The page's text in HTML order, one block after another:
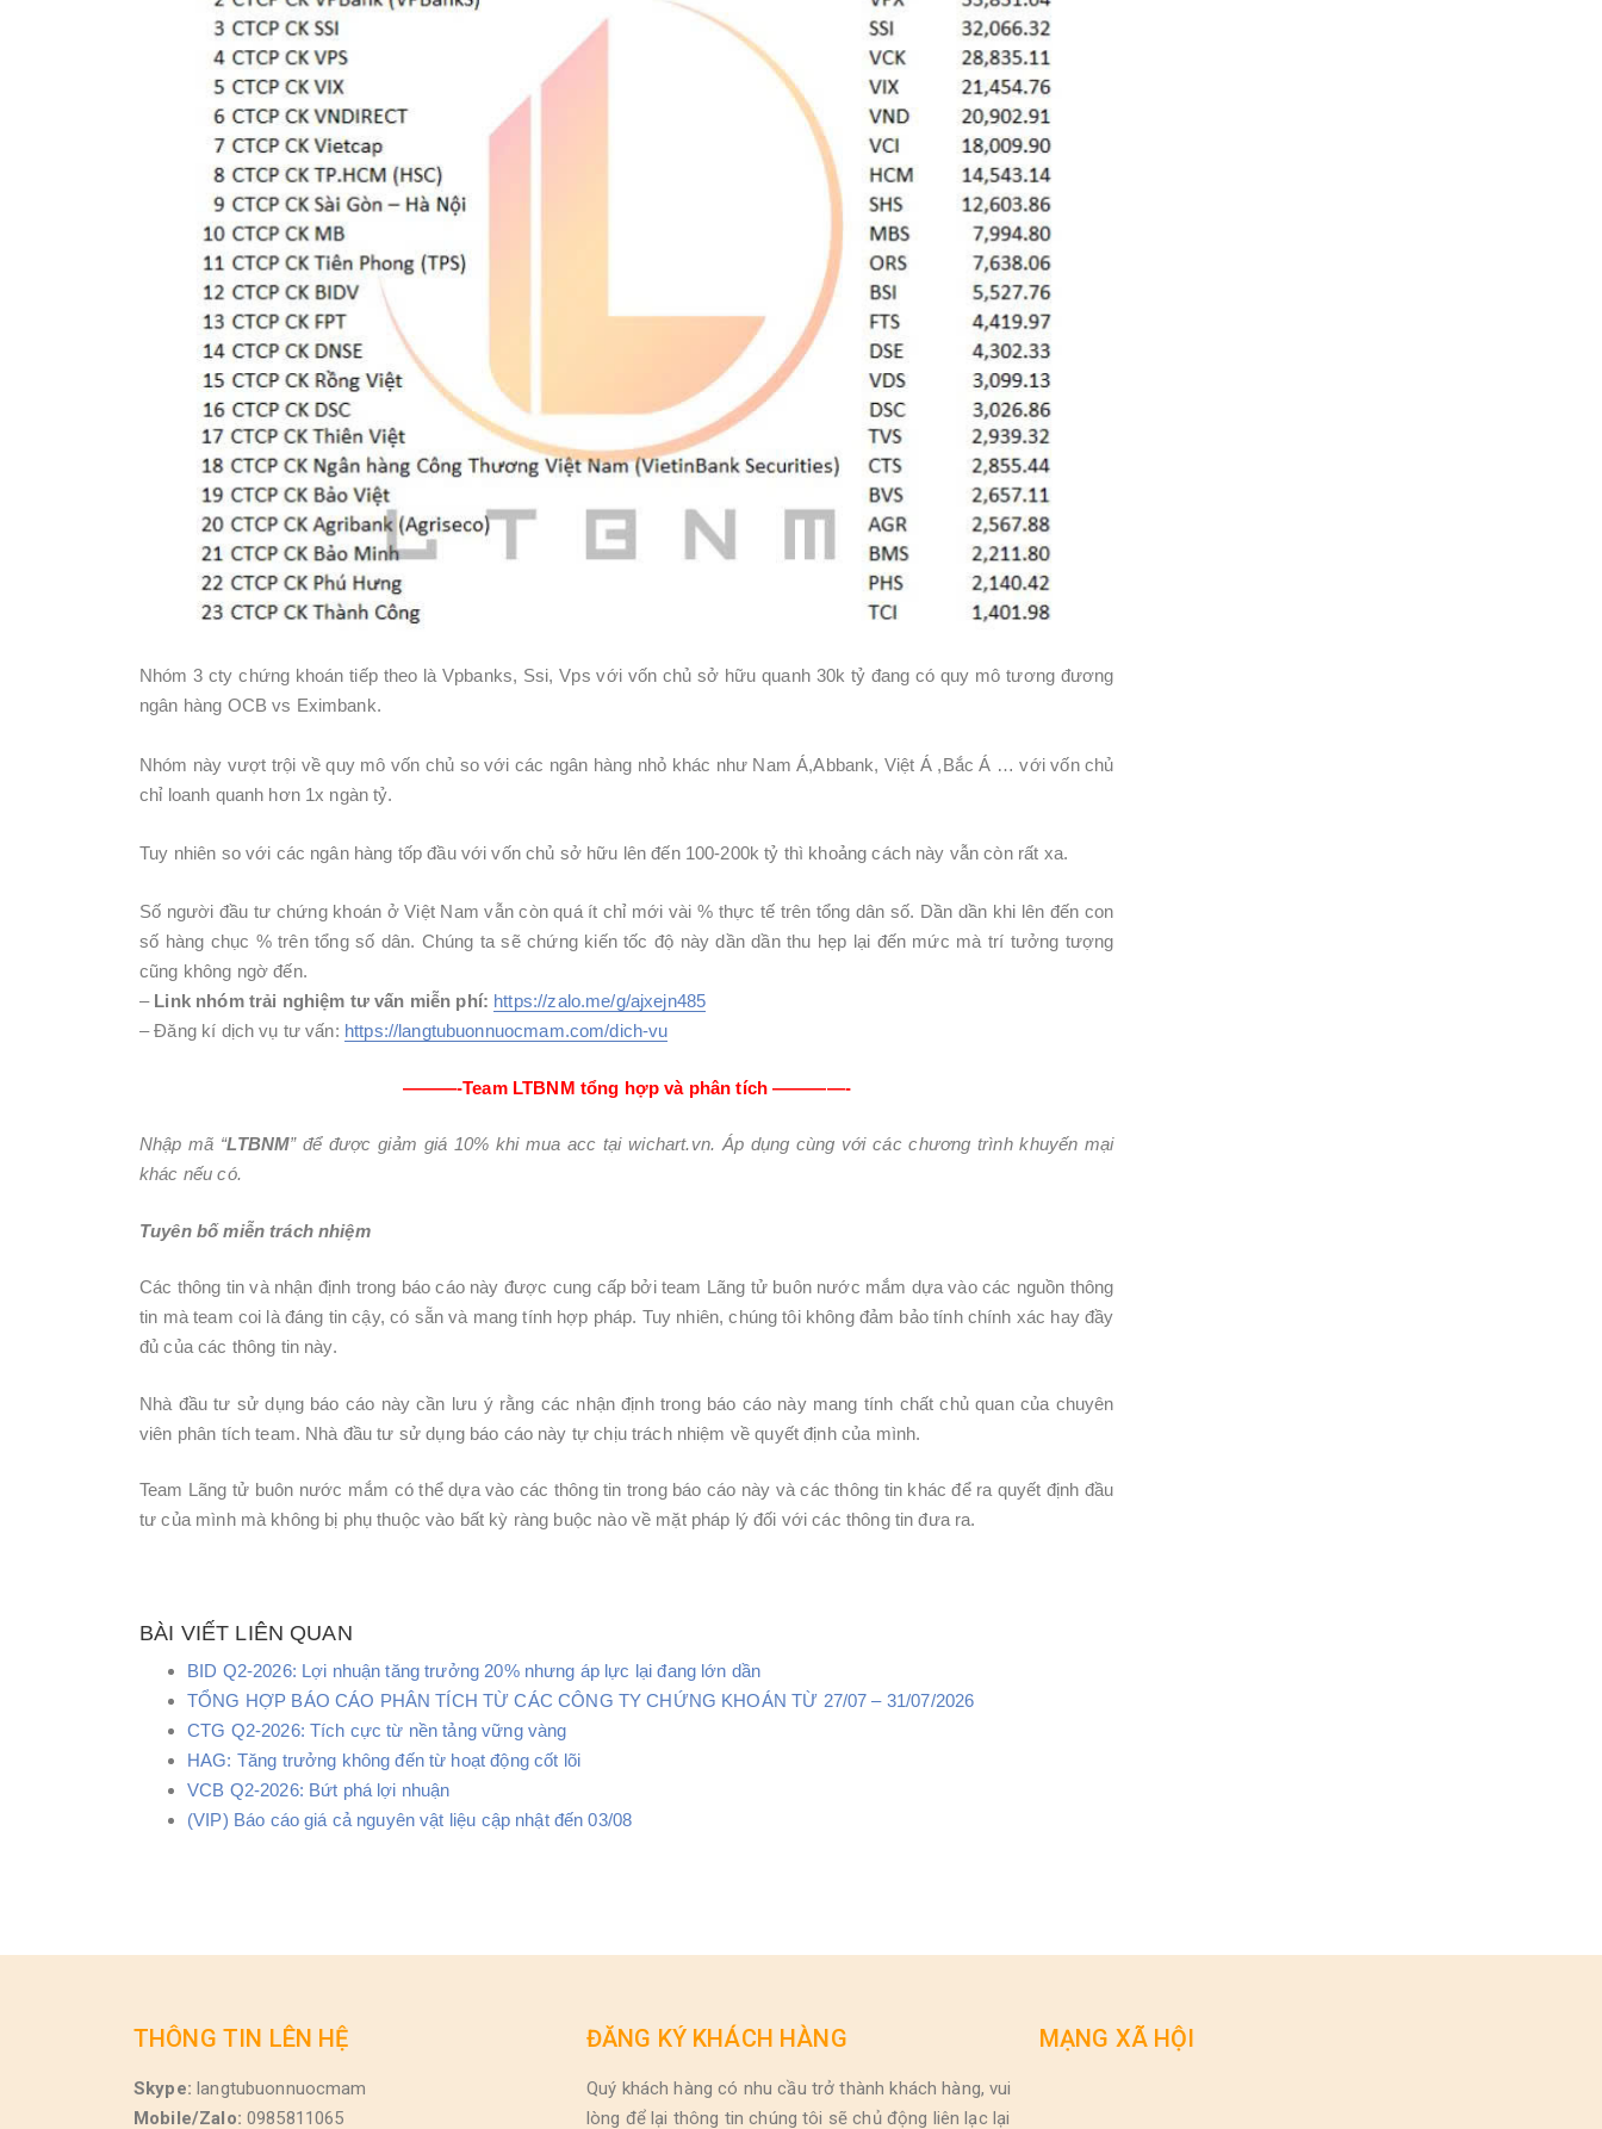
Nhóm 3 cty chứng khoán tiếp theo là Vpbanks, Ssi, Vps với vốn chủ sở hữu quanh 30k tỷ đang có quy mô tương đương
ngân hàng OCB vs Eximbank.
Nhóm này vượt trội về quy mô vốn chủ so với các ngân hàng nhỏ khác như Nam Á,Abbank, Việt Á ,Bắc Á … với vốn chủ
chỉ loanh quanh hơn 1x ngàn tỷ.
Tuy nhiên so với các ngân hàng tốp đầu với vốn chủ sở hữu lên đến 100-200k tỷ thì khoảng cách này vẫn còn rất xa.
Số người đầu tư chứng khoán ở Việt Nam vẫn còn quá ít chỉ mới vài % thực tế trên tổng dân số. Dần dần khi lên đến con
số hàng chục % trên tổng số dân. Chúng ta sẽ chứng kiến tốc độ này dần dần thu hẹp lại đến mức mà trí tưởng tượng
cũng không ngờ đến.
– Link nhóm trải nghiệm tư vấn miễn phí: https://zalo.me/g/ajxejn485
– Đăng kí dịch vụ tư vấn: https://langtubuonnuocmam.com/dich-vu
———-Team LTBNM tổng hợp và phân tích ————-
Nhập mã “LTBNM” để được giảm giá 10% khi mua acc tại wichart.vn. Áp dụng cùng với các chương trình khuyến mại
khác nếu có.
Tuyên bố miễn trách nhiệm
Các thông tin và nhận định trong báo cáo này được cung cấp bởi team Lãng tử buôn nước mắm dựa vào các nguồn thông
tin mà team coi là đáng tin cậy, có sẵn và mang tính hợp pháp. Tuy nhiên, chúng tôi không đảm bảo tính chính xác hay đầy
đủ của các thông tin này.
Nhà đầu tư sử dụng báo cáo này cần lưu ý rằng các nhận định trong báo cáo này mang tính chất chủ quan của chuyên
viên phân tích team. Nhà đầu tư sử dụng báo cáo này tự chịu trách nhiệm về quyết định của mình.
Team Lãng tử buôn nước mắm có thể dựa vào các thông tin trong báo cáo này và các thông tin khác để ra quyết định đầu
tư của mình mà không bị phụ thuộc vào bất kỳ ràng buộc nào về mặt pháp lý đối với các thông tin đưa ra.
BÀI VIẾT LIÊN QUAN
BID Q2-2026: Lợi nhuận tăng trưởng 20% nhưng áp lực lại đang lớn dần
TỔNG HỢP BÁO CÁO PHÂN TÍCH TỪ CÁC CÔNG TY CHỨNG KHOÁN TỪ 27/07 – 31/07/2026
CTG Q2-2026: Tích cực từ nền tảng vững vàng
HAG: Tăng trưởng không đến từ hoạt động cốt lõi
VCB Q2-2026: Bứt phá lợi nhuận
(VIP) Báo cáo giá cả nguyên vật liệu cập nhật đến 03/08
THÔNG TIN LÊN HỆ
Skype: langtubuonnuocmam
Mobile/Zalo: 0985811065
ĐĂNG KÝ KHÁCH HÀNG
Quý khách hàng có nhu cầu trở thành khách hàng, vui
lòng để lại thông tin chúng tôi sẽ chủ động liên lạc lại
MẠNG XÃ HỘI